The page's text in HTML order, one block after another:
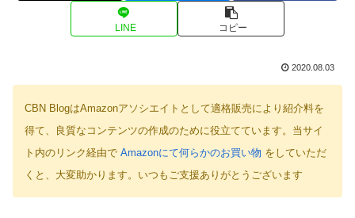
LINE コピー
2020.08.03
CBN BlogはAmazonアソシエイトとして適格販売により紹介料を
得て、良質なコンテンツの作成のために役立てています。当サイ
ト内のリンク経由で Amazonにて何らかのお買い物 をしていただ
くと、大変助かります。いつもご支援ありがとうございます